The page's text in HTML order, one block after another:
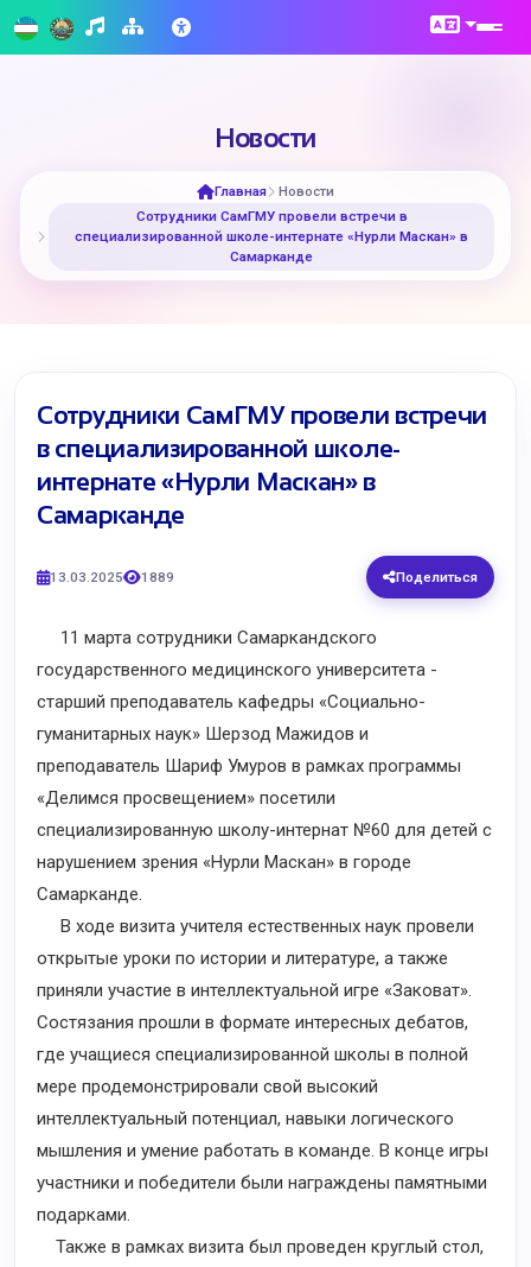
Новости
Главная
Новости
Сотрудники СамГМУ провели встречи в
специализированной школе-интернате «Нурли Маскан» в
Самарканде
Сотрудники СамГМУ провели встречи
в специализированной школе-
интернате «Нурли Маскан» в
Самарканде
13.03.2025 1889 Поделиться
11 марта сотрудники Самаркандского
государственного медицинского университета -
старший преподаватель кафедры «Социально-
гуманитарных наук» Шерзод Мажидов и
преподаватель Шариф Умуров в рамках программы
«Делимся просвещением» посетили
специализированную школу-интернат №60 для детей с
нарушением зрения «Нурли Маскан» в городе
Самарканде.
В ходе визита учителя естественных наук провели
открытые уроки по истории и литературе, а также
приняли участие в интеллектуальной игре «Заковат».
Состязания прошли в формате интересных дебатов,
где учащиеся специализированной школы в полной
мере продемонстрировали свой высокий
интеллектуальный потенциал, навыки логического
мышления и умение работать в команде. В конце игры
участники и победители были награждены памятными
подарками.
Также в рамках визита был проведен круглый стол,